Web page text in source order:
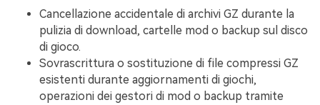
Cancellazione accidentale di archivi GZ durante la
pulizia di download, cartelle mod o backup sul disco
di gioco.
Sovrascrittura o sostituzione di file compressi GZ
esistenti durante aggiornamenti di giochi,
operazioni dei gestori di mod o backup tramite